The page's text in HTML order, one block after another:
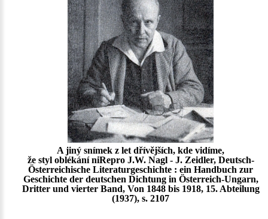
A jiný snímek z let dřívějších, kde vidíme,
že styl oblékání niRepro J.W. Nagl - J. Zeidler, Deutsch-
Österreichische Literaturgeschichte : ein Handbuch zur
Geschichte der deutschen Dichtung in Österreich-Ungarn,
Dritter und vierter Band, Von 1848 bis 1918, 15. Abteilung
(1937), s. 2107